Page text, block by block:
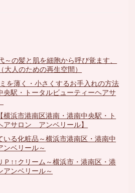
～の髪と肌を細胞から呼び覚ます、
人のための再生空間）
を薄く・小さくするお手入れの方法
央駅・トータルビューティーヘアサ
横浜市港南区港南・港南中央駅・ト
アサロン アンベリール】
いる化粧品～横浜市港南区・港南中
ベリール～
↑↑クリーム～横浜市・港南区・港
アンベリール～